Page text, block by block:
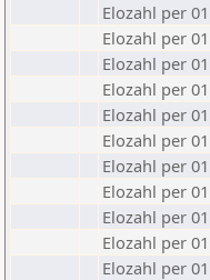
Elozahl per
Elozahl per
Elozahl per
Elozahl per
Elozahl per
Elozahl per
Elozahl per
Elozahl per
Elozahl per
Elozahl per
Elozahl per